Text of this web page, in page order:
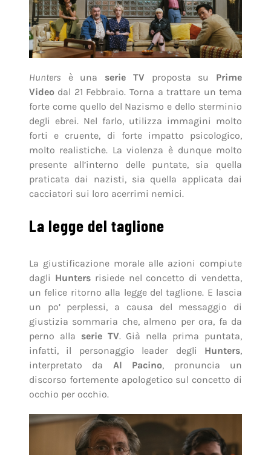
Hunters è una serie TV proposta su Prime
Videodal 21 Febbraio. Torna a trattare un tema
forte come quello del Nazismo e dello sterminio
degli ebrei. Nel farlo, utilizza immagini molto
forti e cruente, di forte impatto psicologico,
molto realistiche. La violenza è dunque molto
presente all’interno delle puntate, sia quella
praticata dai nazisti, sia quella applicata dai
cacciatori sui loro acerrimi nemici.
La legge del taglione
La giustificazione morale alle azioni compiute
dagli Huntersrisiede nel concetto di vendetta,
un felice ritorno alla legge del taglione. E lascia
un po’ perplessi, a causa del messaggio di
giustizia sommaria che, almeno per ora, fa da
perno alla serie TV. Già nella prima puntata,
infatti, il personaggio leader degli Hunters,
interpretato da Al Pacino, pronuncia un
discorso fortemente apologetico sul concetto di
occhio per occhio.